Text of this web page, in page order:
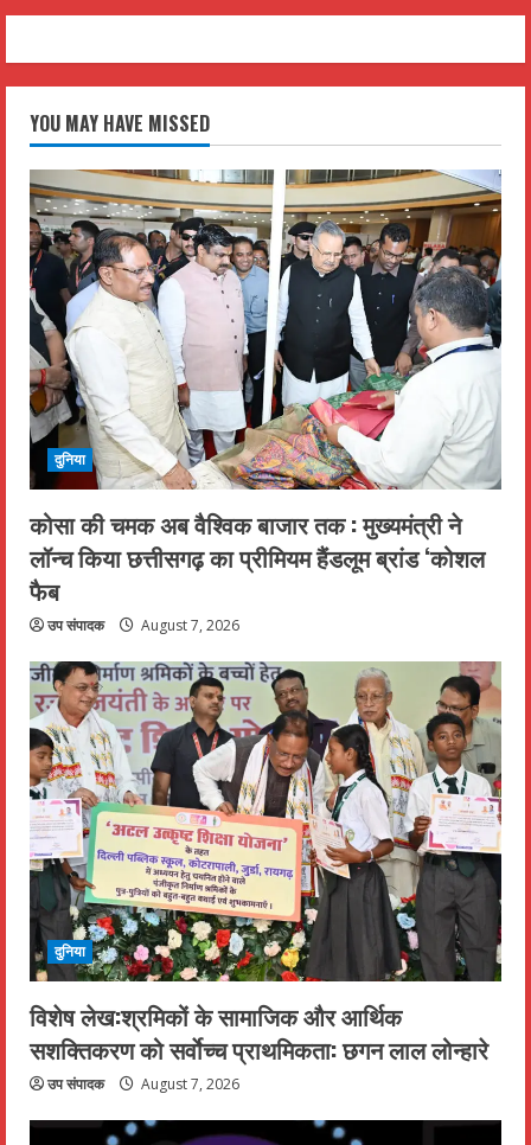
YOU MAY HAVE MISSED
दुनिया
कोसा की चमक अब वैश्विक बाजार तक : मुख्यमंत्री ने
लॉन्च किया छत्तीसगढ़ का प्रीमियम हैंडलूम ब्रांड ‘कोशल
फैब
उप संपादक August 7, 2026
दुनिया
विशेष लेख:श्रमिकों के सामाजिक और आर्थिक
सशक्तिकरण को सर्वाेच्च प्राथमिकता: छगन लाल लोन्हारे
उप संपादक August 7, 2026